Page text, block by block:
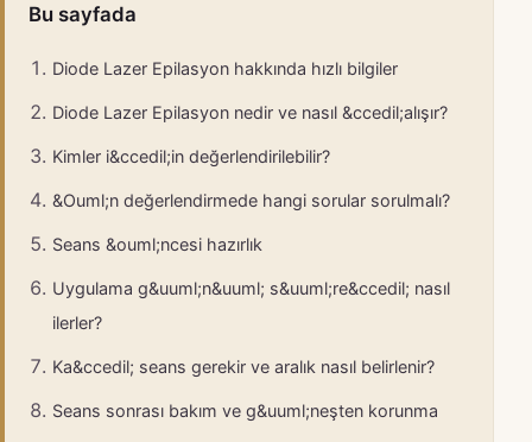
Bu sayfada
Diode Lazer Epilasyon hakkında hızlı bilgiler
Diode Lazer Epilasyon nedir ve nasıl &ccedil;alışır?
Kimler i&ccedil;in değerlendirilebilir?
&Ouml;n değerlendirmede hangi sorular sorulmalı?
Seans &ouml;ncesi hazırlık
Uygulama g&uuml;n&uuml; s&uuml;re&ccedil; nasıl
ilerler?
Ka&ccedil; seans gerekir ve aralık nasıl belirlenir?
Seans sonrası bakım ve g&uuml;neşten korunma